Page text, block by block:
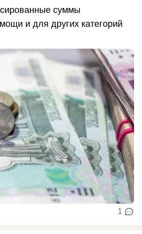
суммы
и для других категорий
1